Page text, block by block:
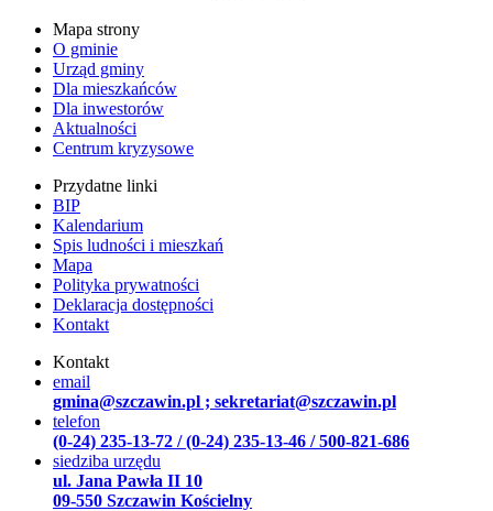
Mapa strony
O gminie
Urząd gminy
Dla mieszkańców
Dla inwestorów
Aktualności
Centrum kryzysowe
Przydatne linki
BIP
Kalendarium
Spis ludności i mieszkań
Mapa
Polityka prywatności
Deklaracja dostępności
Kontakt
Kontakt
email
gmina@szczawin.pl ; sekretariat@szczawin.pl
telefon
(0-24) 235-13-72 / (0-24) 235-13-46 / 500-821-686
siedziba urzędu
ul. Jana Pawła II 10
09-550 Szczawin Kościelny